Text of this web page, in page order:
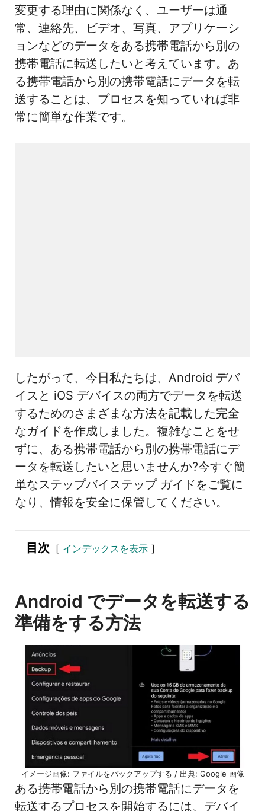
変更する理由に関係なく、ユーザーは通
常、連絡先、ビデオ、写真、アプリケーシ
ョンなどのデータをある携帯電話から別の
携帯電話に転送したいと考えています。あ
る携帯電話から別の携帯電話にデータを転
送することは、プロセスを知っていれば非
常に簡単な作業です。
したがって、今日私たちは、Android デバ
イスと iOS デバイスの両方でデータを転送
するためのさまざまな方法を記載した完全
なガイドを作成しました。複雑なことをせ
ずに、ある携帯電話から別の携帯電話にデ
ータを転送したいと思いませんか?今すぐ簡
単なステップバイステップ ガイドをご覧に
なり、情報を安全に保管してください。
目次 インデックスを表示
Android でデータを転送する
準備をする方法
イメージ画像: ファイルをバックアップする / 出典: Google 画像
ある携帯電話から別の携帯電話にデータを
転送するプロセスを開始するには、デバイ